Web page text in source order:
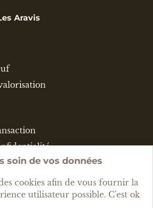
Aravis
& CGU
soin de vos données
cookies afin de vous fournir la
utilisateur possible. C'est ok